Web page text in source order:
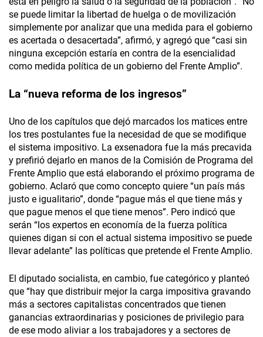
se puede limitar la libertad de huelga o de movilización
simplemente por analizar que una medida para el gobierno
es acertada o desacertada”, afirmó, y agregó que “casi sin
ninguna excepción estaría en contra de la esencialidad
como medida política de un gobierno del Frente Amplio”.
La “nueva reforma de los ingresos”
Uno de los capítulos que dejó marcados los matices entre
los tres postulantes fue la necesidad de que se modifique
el sistema impositivo. La exsenadora fue la más precavida
y prefirió dejarlo en manos de la Comisión de Programa del
Frente Amplio que está elaborando el próximo programa de
gobierno. Aclaró que como concepto quiere “un país más
justo e igualitario”, donde “pague más el que tiene más y
que pague menos el que tiene menos”. Pero indicó que
serán “los expertos en economía de la fuerza política
quienes digan si con el actual sistema impositivo se puede
llevar adelante” las políticas que pretende el Frente Amplio.
El diputado socialista, en cambio, fue categórico y planteó
que “hay que distribuir mejor la carga impositiva gravando
más a sectores capitalistas concentrados que tienen
ganancias extraordinarias y posiciones de privilegio para
de ese modo aliviar a los trabajadores y a sectores de